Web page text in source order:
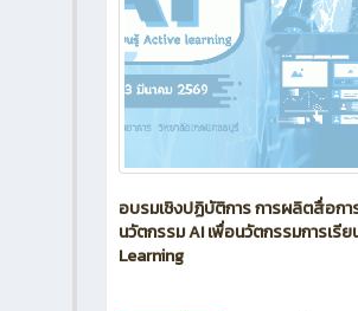
อบรมเชิงปฏิบัติการ การผลิตสื่อก
นวัตกรรม AI เพื่อนวัตกรรมการเรี
Learning